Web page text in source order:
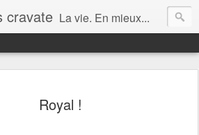
cravate La vie. En mieux...
Royal !